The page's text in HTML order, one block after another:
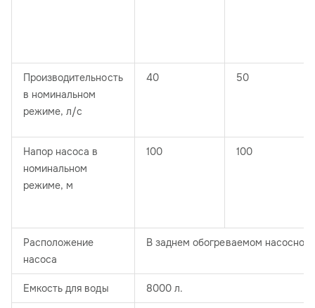
Производительность
в номинальном
режиме, л/с
40 50
Напор насоса в
номинальном
режиме, м
100 100
Расположение
насоса
В заднем обогреваемом насосном
Емкость для воды 8000 л.